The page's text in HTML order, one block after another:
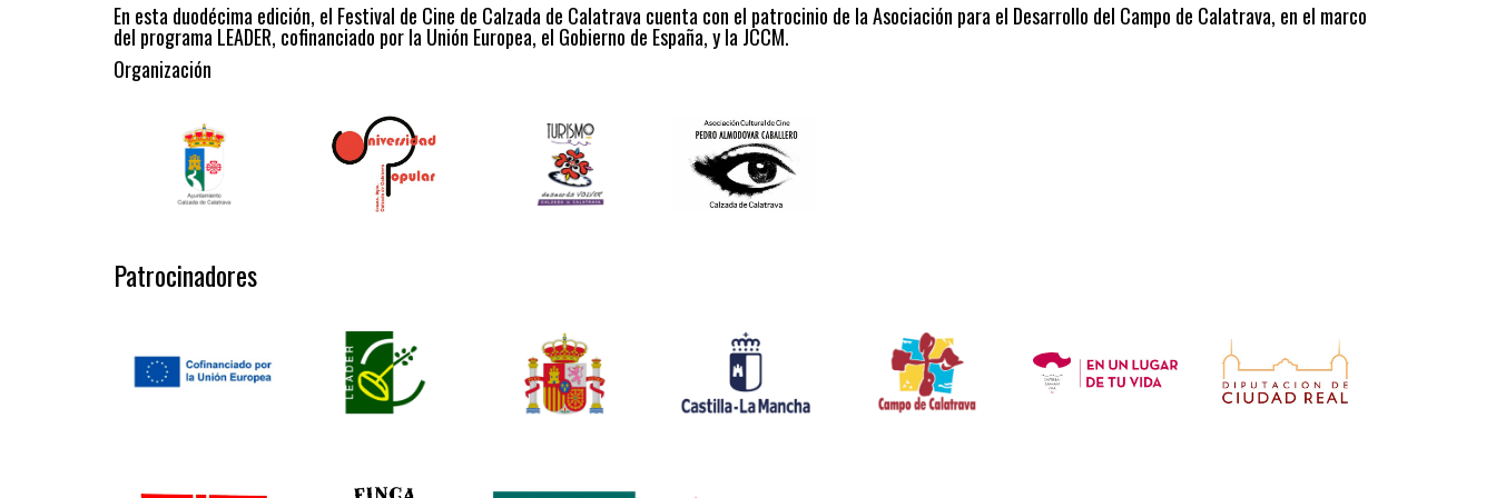
En esta duodécima edición, el Festival de Cine de Calzada de Calatrava cuenta con el patrocinio de la Asociación para el Desarrollo del Campo de Calatrava, en el marco
del programa LEADER, cofinanciado por la Unión Europea, el Gobierno de España, y la JCCM.
Organización
Patrocinadores